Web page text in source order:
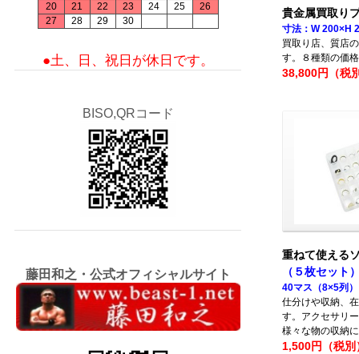
貴金属買取り
寸法：W 200×H
買取り店、質店
す。８種類の価
38,800円（税
重ねて使える
（５枚セット
40マス（8×5列）
仕分けや収納、
す。アクセサリ
様々な物の収納
1,500円（税別
20
21 22 23 24 25
26
27
28 29 30
●土、日、祝日が休日です。
BISO,QRコード
藤田和之・公式オフィシャルサイト